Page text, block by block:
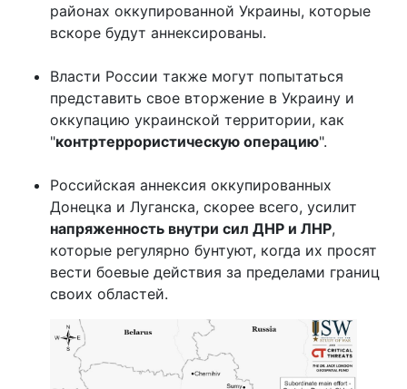
районах оккупированной Украины, которые
вскоре будут аннексированы.
Власти России также могут попытаться
представить свое вторжение в Украину и
оккупацию украинской территории, как
"контртеррористическую операцию".
Российская аннексия оккупированных
Донецка и Луганска, скорее всего, усилит
напряженность внутри сил ДНР и ЛНР,
которые регулярно бунтуют, когда их просят
вести боевые действия за пределами границ
своих областей.